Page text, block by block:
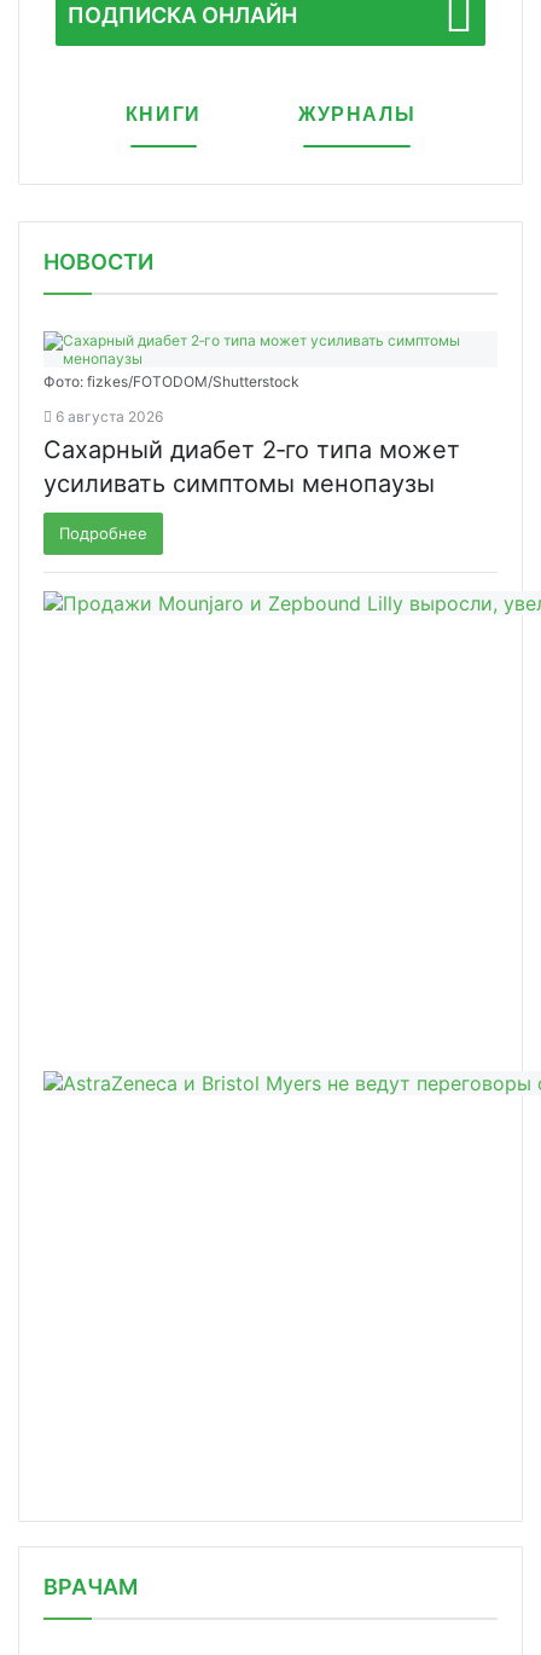
ПОДПИСКА ОНЛАЙН
КНИГИ ЖУРНАЛЫ
НОВОСТИ
Фото: fizkes/FOTODOM/Shutterstock
6 августа 2026
Сахарный диабет 2‑го типа может
усиливать симптомы менопаузы
Подробнее
ВРАЧАМ